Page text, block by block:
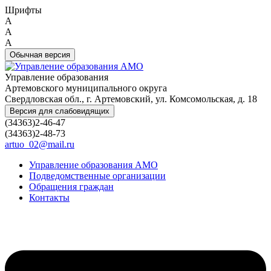
Шрифты
A
A
A
Обычная версия
Управление образования
Артемовского муниципального округа
Свердловская обл., г. Артемовский, ул. Комсомольская, д. 18
Версия для слабовидящих
(34363)2-46-47
(34363)2-48-73
artuo_02@mail.ru
Управление образования АМО
Подведомственные организации
Обращения граждан
Контакты